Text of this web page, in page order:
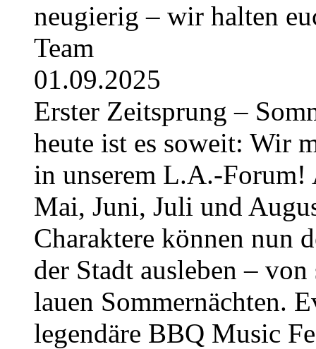
neugierig – wir halten
Team
01.09.2025
Erster Zeitsprung –
heute ist es soweit: Wir
in unserem L.A.-
Mai, Juni, Juli und
Charaktere können nun
der Stadt ausleben –
lauen Sommernächten.
legendäre BBQ Music